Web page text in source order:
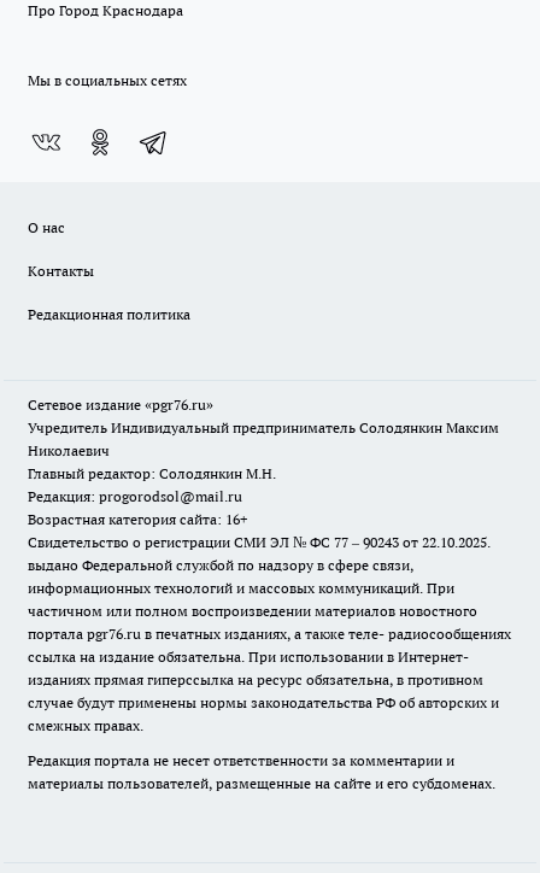
Про Город Краснодара
Мы в социальных сетях
О нас
Контакты
Редакционная политика
Сетевое издание «pgr76.ru»
Учредитель Индивидуальный предприниматель Солодянкин Максим
Николаевич
Главный редактор: Солодянкин М.Н.
Редакция: progorodsol@mail.ru
Возрастная категория сайта: 16+
Свидетельство о регистрации СМИ ЭЛ № ФС 77 – 90243 от 22.10.2025.
выдано Федеральной службой по надзору в сфере связи,
информационных технологий и массовых коммуникаций. При
частичном или полном воспроизведении материалов новостного
портала pgr76.ru в печатных изданиях, а также теле- радиосообщениях
ссылка на издание обязательна. При использовании в Интернет-
изданиях прямая гиперссылка на ресурс обязательна, в противном
случае будут применены нормы законодательства РФ об авторских и
смежных правах.
Редакция портала не несет ответственности за комментарии и
материалы пользователей, размещенные на сайте и его субдоменах.